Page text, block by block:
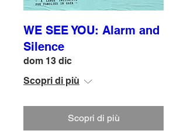
WE SEE YOU: Alarm and
Silence
dom 13 dic
Scopri di più
Scopri di più